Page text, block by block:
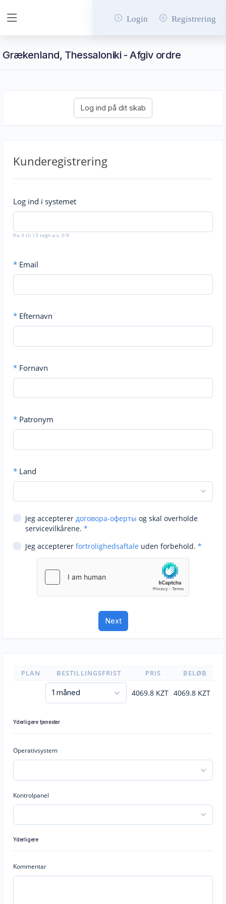
Login Registrering
Grækenland, Thessaloniki - Afgiv ordre
Kunderegistrering
Log ind i systemet
fra 3 til 13 tegn a-z, 0-9
* Email
* Efternavn
* Fornavn
* Patronym
* Land
Jeg accepterer договора-оферты og skal overholde
servicevilkårene. *
Jeg accepterer fortrolighedsaftale uden forbehold. *
PLAN BESTILLINGSFRIST PRIS BELØB
4069.8 KZT 4069.8 KZT
Yderligere tjenester
Operativsystem
Kontrolpanel
Yderligere
Kommentar